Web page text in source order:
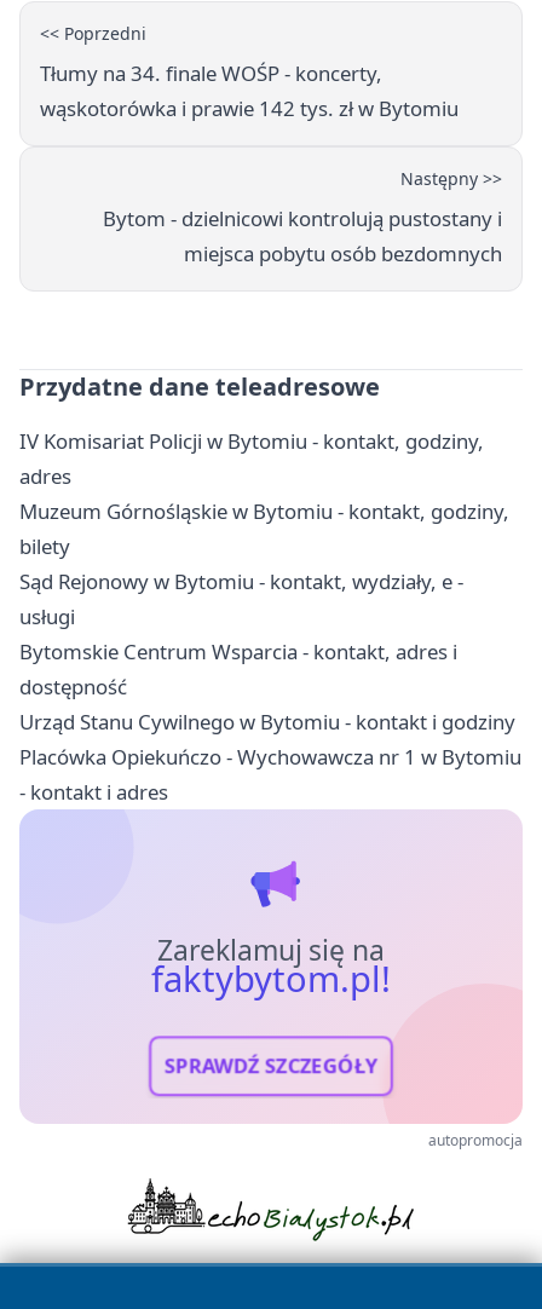
<< Poprzedni
Tłumy na 34. finale WOŚP - koncerty,
wąskotorówka i prawie 142 tys. zł w Bytomiu
Następny >>
Bytom - dzielnicowi kontrolują pustostany i
miejsca pobytu osób bezdomnych
Przydatne dane teleadresowe
IV Komisariat Policji w Bytomiu - kontakt, godziny,
adres
Muzeum Górnośląskie w Bytomiu - kontakt, godziny,
bilety
Sąd Rejonowy w Bytomiu - kontakt, wydziały, e -
usługi
Bytomskie Centrum Wsparcia - kontakt, adres i
dostępność
Urząd Stanu Cywilnego w Bytomiu - kontakt i godziny
Placówka Opiekuńczo - Wychowawcza nr 1 w Bytomiu
- kontakt i adres
Zareklamuj się na
faktybytom.pl!
SPRAWDŹ SZCZEGÓŁY
autopromocja